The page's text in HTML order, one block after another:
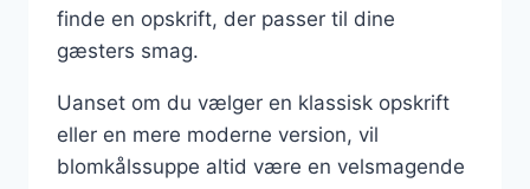
finde en opskrift, der passer til dine
gæsters smag.
Uanset om du vælger en klassisk opskrift
eller en mere moderne version, vil
blomkålssuppe altid være en velsmagende